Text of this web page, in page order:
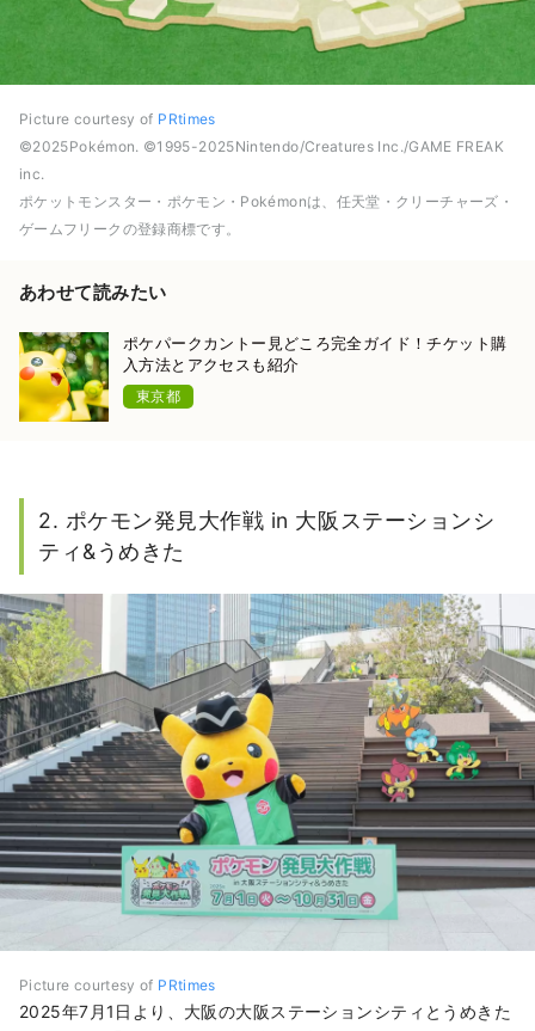
Picture courtesy of PRtimes
©2025Pokémon. ©1995-2025Nintendo/Creatures Inc./GAME FREAK
inc.
ポケットモンスター・ポケモン・Pokémonは、任天堂・クリーチャーズ・
ゲームフリークの登録商標です。
あわせて読みたい
ポケパークカントー見どころ完全ガイド！チケット購
入方法とアクセスも紹介
東京都
2. ポケモン発見大作戦 in 大阪ステーションシ
ティ&うめきた
Picture courtesy of PRtimes
2025年7月1日より、大阪の大阪ステーションシティとうめきた